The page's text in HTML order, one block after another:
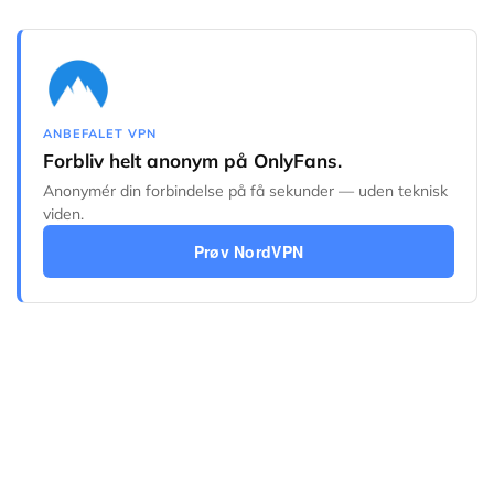
ANBEFALET VPN
Forbliv helt anonym på OnlyFans.
Anonymér din forbindelse på få sekunder — uden teknisk
viden.
Prøv NordVPN